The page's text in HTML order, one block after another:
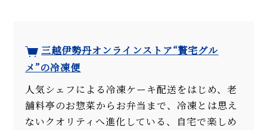
三越伊勢丹オンラインストア“贅宅グル
メ”の冷凍便
人気シェフによる冷凍ケーキ配送をはじめ、老
舗料亭のお惣菜からお弁当まで、冷凍とは思え
ないクオリティへ進化している、自宅で楽しめ